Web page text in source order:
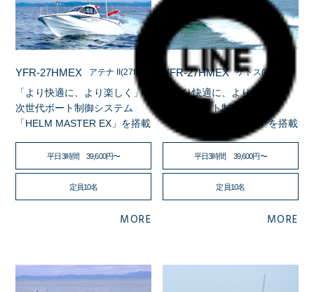
YFR-27HMEX アテナ II(27ft)
「より快適に、より楽しく」
次世代ボート制御システム
「HELM MASTER EX」を搭載
平日3時間 39,600円〜
定員10名
MORE
YFR-27HMEX ケトス(27ft)
「より快適に、より楽しく」
次世代ボート制御システム
「HELM MASTER EX」を搭載
平日3時間 39,600円〜
定員10名
MORE